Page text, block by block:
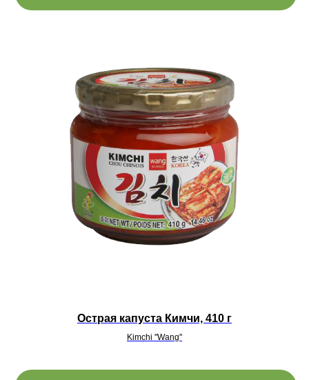
Острая капуста Кимчи, 410 г
Kimchi "Wang"